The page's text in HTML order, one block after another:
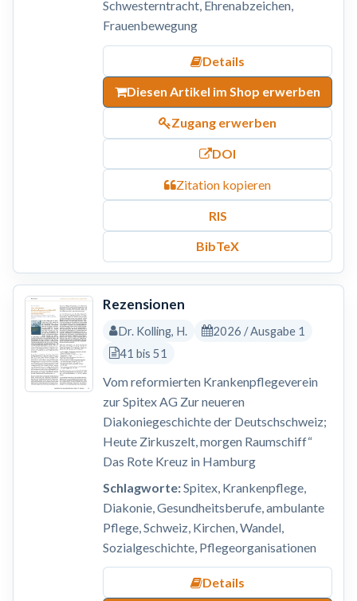
Schwesterntracht, Ehrenabzeichen,
Frauenbewegung
Details
Diesen Artikel im Shop erwerben
Zugang erwerben
DOI
Zitation kopieren
RIS
BibTeX
Rezensionen
Dr. Kolling, H.
2026 / Ausgabe 1
41 bis 51
Vom reformierten Krankenpflegeverein
zur Spitex AG Zur neueren
Diakoniegeschichte der Deutschschweiz;
Heute Zirkuszelt, morgen Raumschiff“
Das Rote Kreuz in Hamburg
Schlagworte:Spitex, Krankenpflege,
Diakonie, Gesundheitsberufe, ambulante
Pflege, Schweiz, Kirchen, Wandel,
Sozialgeschichte, Pflegeorganisationen
Details